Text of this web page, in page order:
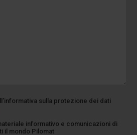
sulla protezione dei dati
informativo e comunicazioni di
il mondo Pilomat